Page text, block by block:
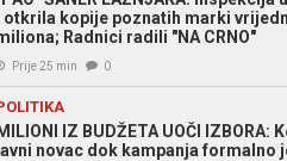
otkrila kopije poznatih marki
Radnici radili "NA CRNO"
Prije 25 min 0
IZ BUDŽETA UOČI IZBORA:
novac dok kampanja formalno